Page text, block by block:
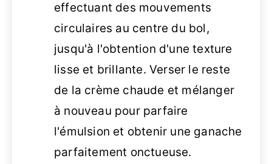
effectuant des mouvements
circulaires au centre du bol,
jusqu'à l'obtention d'une texture
lisse et brillante. Verser le reste
de la crème chaude et mélanger
à nouveau pour parfaire
l'émulsion et obtenir une ganache
parfaitement onctueuse.